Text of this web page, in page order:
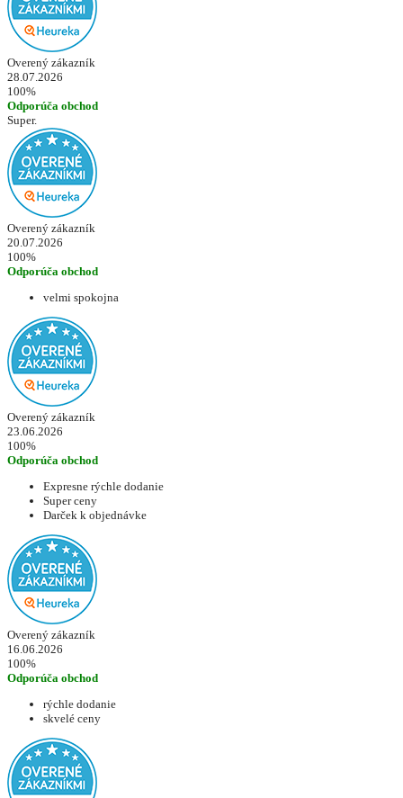
Overený zákazník
28.07.2026
100%
Odporúča obchod
Super.
Overený zákazník
20.07.2026
100%
Odporúča obchod
velmi spokojna
Overený zákazník
23.06.2026
100%
Odporúča obchod
Expresne rýchle dodanie
Super ceny
Darček k objednávke
Overený zákazník
16.06.2026
100%
Odporúča obchod
rýchle dodanie
skvelé ceny